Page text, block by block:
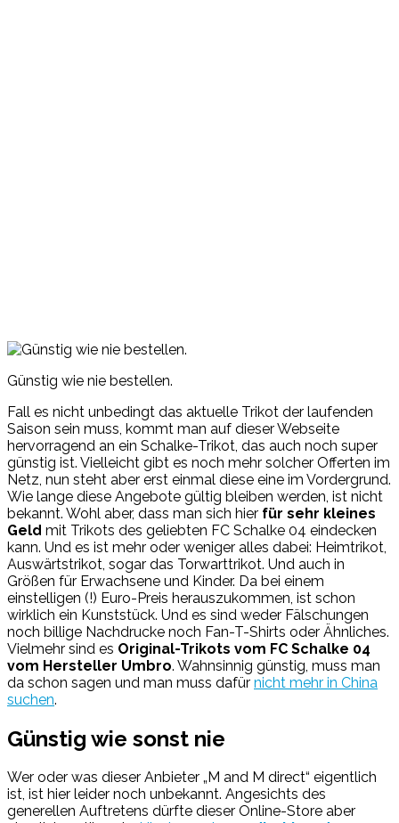
Günstig wie nie bestellen.
Fall es nicht unbedingt das aktuelle Trikot der laufenden
Saison sein muss, kommt man auf dieser Webseite
hervorragend an ein Schalke-Trikot, das auch noch super
günstig ist. Vielleicht gibt es noch mehr solcher Offerten im
Netz, nun steht aber erst einmal diese eine im Vordergrund.
Wie lange diese Angebote gültig bleiben werden, ist nicht
bekannt. Wohl aber, dass man sich hier für sehr kleines
Geld mit Trikots des geliebten FC Schalke 04 eindecken
kann. Und es ist mehr oder weniger alles dabei: Heimtrikot,
Auswärtstrikot, sogar das Torwarttrikot. Und auch in
Größen für Erwachsene und Kinder. Da bei einem
einstelligen (!) Euro-Preis herauszukommen, ist schon
wirklich ein Kunststück. Und es sind weder Fälschungen
noch billige Nachdrucke noch Fan-T-Shirts oder Ähnliches.
Vielmehr sind es Original-Trikots vom FC Schalke 04
vom Hersteller Umbro. Wahnsinnig günstig, muss man
da schon sagen und man muss dafür nicht mehr in China
suchen.
Günstig wie sonst nie
Wer oder was dieser Anbieter „M and M direct“ eigentlich
ist, ist hier leider noch unbekannt. Angesichts des
generellen Auftretens dürfte dieser Online-Store aber